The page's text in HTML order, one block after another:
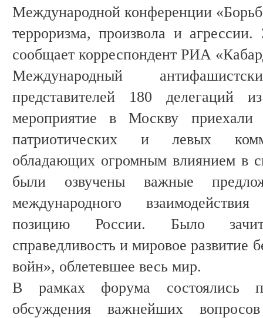
Международной конференции
терроризма, произвола и
сообщает корреспондент РИА
Международный
представителей 180
мероприятие в Москву приехали
патриотических и левых
обладающих огромным влиянием в
были озвучены важные
международного
позицию России. Было
справедливость и мировое развитие
войн», облетевшее весь мир.
В рамках форума состоялись
обсуждения важнейших